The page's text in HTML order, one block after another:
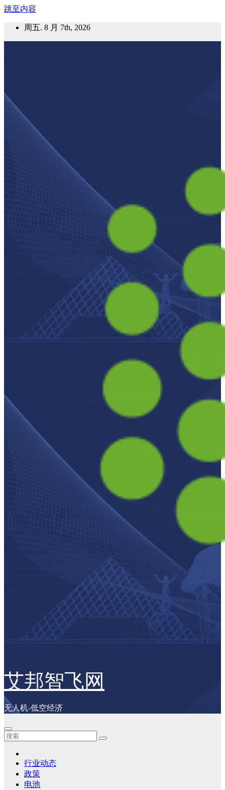
跳至内容
周五. 8 月 7th, 2026
艾邦智飞网
无人机-低空经济
行业动态
政策
电池